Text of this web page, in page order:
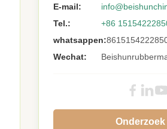
E-mail:
Tel.:
+86
whatsappen:
Wechat:
Onderzoek